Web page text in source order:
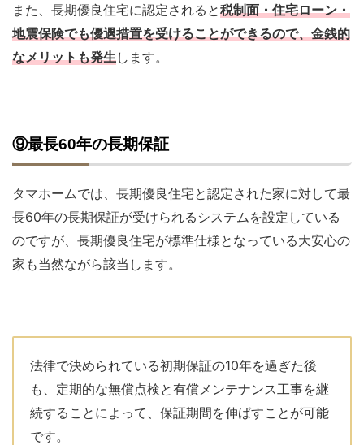
また、長期優良住宅に認定されると税制面・住宅ローン・
地震保険でも優遇措置を受けることができるので、金銭的
なメリットも発生します。
⑨最長60年の長期保証
タマホームでは、長期優良住宅と認定された家に対して最
長60年の長期保証が受けられるシステムを設定している
のですが、長期優良住宅が標準仕様となっている大安心の
家も当然ながら該当します。
法律で決められている初期保証の10年を過ぎた後
も、定期的な無償点検と有償メンテナンス工事を継
続することによって、保証期間を伸ばすことが可能
です。